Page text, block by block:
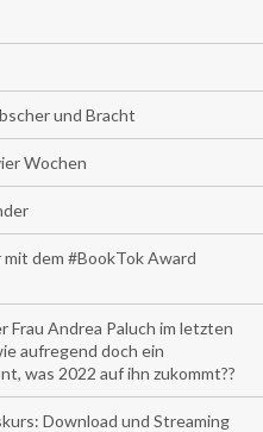
und Bracht
Wochen
dem #BookTok Award
Frau Andrea Paluch im letzten
aufregend doch ein
was 2022 auf ihn zukommt??
Download und Streaming